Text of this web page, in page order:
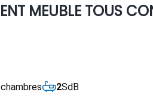
MEUBLE TOUS
chambres 2SdB